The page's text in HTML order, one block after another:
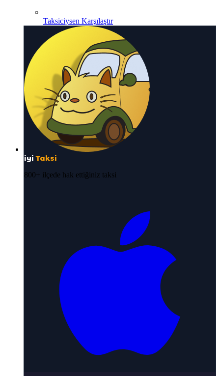
Taksiciysen Karşılaştır
iyi Taksi
800+ ilçede hak ettiğiniz taksi